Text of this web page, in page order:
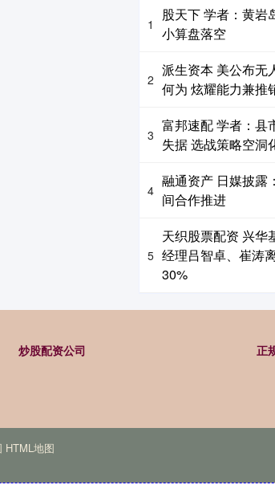
1
股天下 学者：黄岩
小算盘落空
2
派生资本 美公布无
何为 炫耀能力兼推
3
富邦速配 学者：县
失据 选战策略空洞
4
融通资产 日媒披露
间合作推进
5
天织股票配资 兴华
经理吕智卓、崔涛
30%
炒股配资公司 正
HTML地图